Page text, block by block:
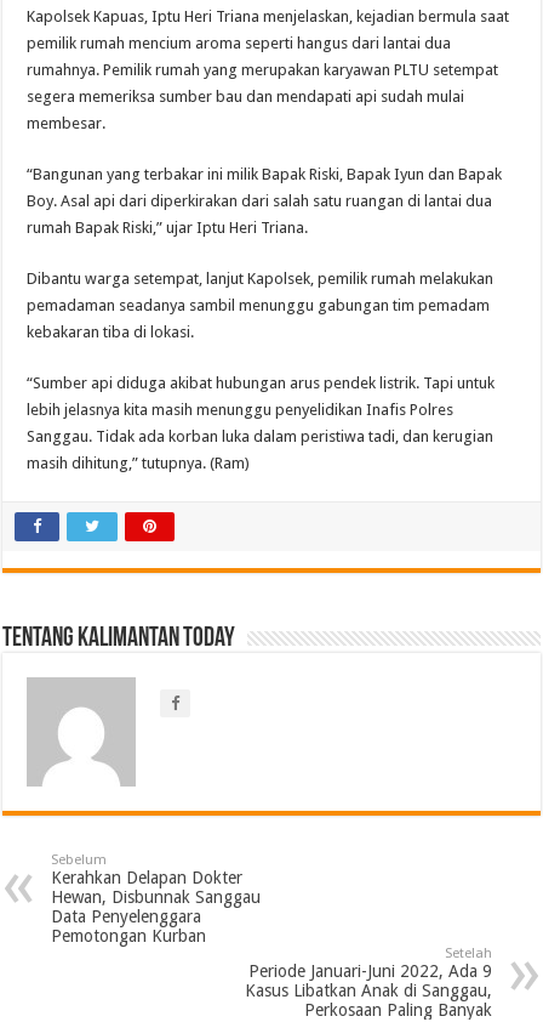
Kapolsek Kapuas, Iptu Heri Triana menjelaskan, kejadian bermula saat
pemilik rumah mencium aroma seperti hangus dari lantai dua
rumahnya. Pemilik rumah yang merupakan karyawan PLTU setempat
segera memeriksa sumber bau dan mendapati api sudah mulai
membesar.
“Bangunan yang terbakar ini milik Bapak Riski, Bapak Iyun dan Bapak
Boy. Asal api dari diperkirakan dari salah satu ruangan di lantai dua
rumah Bapak Riski,” ujar Iptu Heri Triana.
Dibantu warga setempat, lanjut Kapolsek, pemilik rumah melakukan
pemadaman seadanya sambil menunggu gabungan tim pemadam
kebakaran tiba di lokasi.
“Sumber api diduga akibat hubungan arus pendek listrik. Tapi untuk
lebih jelasnya kita masih menunggu penyelidikan Inafis Polres
Sanggau. Tidak ada korban luka dalam peristiwa tadi, dan kerugian
masih dihitung,” tutupnya. (Ram)
Tentang Kalimantan Today
Sebelum
Kerahkan Delapan Dokter
Hewan, Disbunnak Sanggau
Data Penyelenggara
Pemotongan Kurban
Setelah
Periode Januari-Juni 2022, Ada 9
Kasus Libatkan Anak di Sanggau,
Perkosaan Paling Banyak